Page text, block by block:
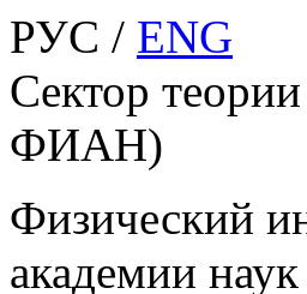
РУС / ENG
Сектор
ФИАН)
Физический
академии наук